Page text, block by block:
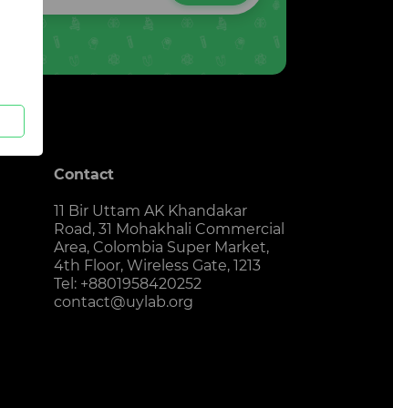
Contact
11 Bir Uttam AK Khandakar
Road, 31 Mohakhali Commercial
Area, Colombia Super Market,
4th Floor, Wireless Gate, 1213
Tel: +8801958420252
contact@uylab.org